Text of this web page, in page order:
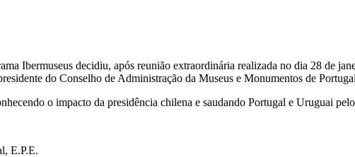
Ibermuseus decidiu, após reunião extraordinária realizada no dia 28 de
do Conselho de Administração da Museus e Monumentos de
o impacto da presidência chilena e saudando Portugal e Uruguai
E.P.E.